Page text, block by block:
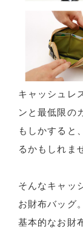
キャッシュレ
ンと最低限の
もしかすると
るかもしれま
そんなキャッ
お財布バッグ。
基本的なお財